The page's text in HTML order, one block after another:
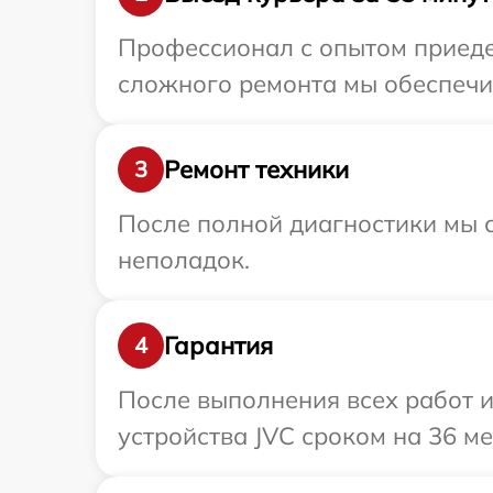
Профессионал с опытом
сложного ремонта мы
3
Ремонт техники
После полной диагностики мы
неполадок.
4
Гарантия
После выполнения всех работ
устройства JVC сроком на 36